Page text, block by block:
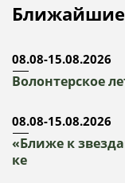
08.08-15.08.2026
Волонтерское
08.08-15.08.2026
«Ближе к
ке